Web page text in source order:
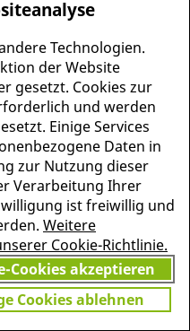
JETZT
GRATIS TESTEN
Technologien.
der Website
gesetzt. Cookies zur
und werden
Einige Services
Daten in
zur Nutzung dieser
Verarbeitung Ihrer
ist freiwillig und
Weitere
Cookie-Richtlinie.
Cookies akzeptieren
Cookies ablehnen